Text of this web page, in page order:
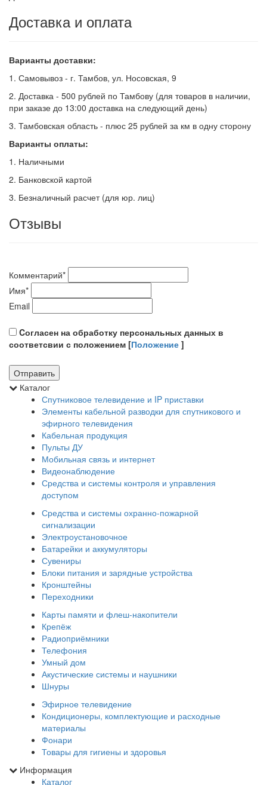
Доставка и оплата
Варианты доставки:
1. Самовывоз - г. Тамбов, ул. Носовская, 9
2. Доставка - 500 рублей по Тамбову (для товаров в наличии,
при заказе до 13:00 доставка на следующий день)
3. Тамбовская область - плюс 25 рублей за км в одну сторону
Варианты оплаты:
1. Наличными
2. Банковской картой
3. Безналичный расчет (для юр. лиц)
Отзывы
Комментарий*
Имя*
Email
Cогласен на обработку персональных данных в
соответсвии с положением [Положение ]
Каталог
Спутниковое телевидение и IP приставки
Элементы кабельной разводки для спутникового и
эфирного телевидения
Кабельная продукция
Пульты ДУ
Мобильная связь и интернет
Видеонаблюдение
Средства и системы контроля и управления
доступом
Средства и системы охранно-пожарной
сигнализации
Электроустановочное
Батарейки и аккумуляторы
Сувениры
Блоки питания и зарядные устройства
Кронштейны
Переходники
Карты памяти и флеш-накопители
Крепёж
Радиоприёмники
Телефония
Умный дом
Акустические системы и наушники
Шнуры
Эфирное телевидение
Кондиционеры, комплектующие и расходные
материалы
Фонари
Товары для гигиены и здоровья
Информация
Каталог